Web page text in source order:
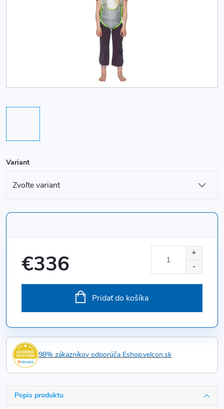
Variant
€336
Pridať do košíka
98% zákazníkov odporúča Eshop.velcon.sk
Popis produktu